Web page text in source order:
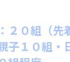
０組（先
子１０組・